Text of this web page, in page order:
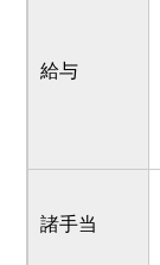
給与
諸手当